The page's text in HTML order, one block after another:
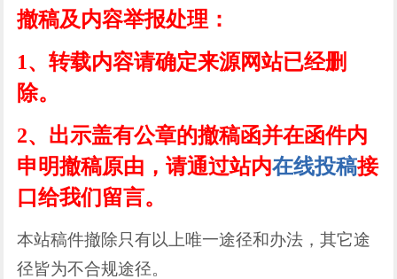
撤稿及内容举报处理：
1、转载内容请确定来源网站已经删
除。
2、出示盖有公章的撤稿函并在函件内
申明撤稿原由，请通过站内在线投稿接
口给我们留言。
本站稿件撤除只有以上唯一途径和办法，其它途
径皆为不合规途径。